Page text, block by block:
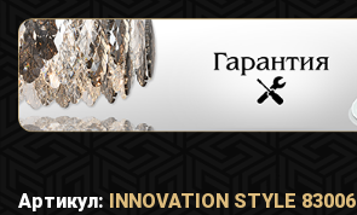
Артикул: INNOVATION STYLE 83006